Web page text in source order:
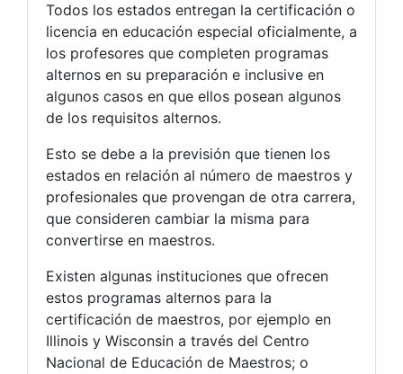
Todos los estados entregan la certificación o
licencia en educación especial oficialmente, a
los profesores que completen programas
alternos en su preparación e inclusive en
algunos casos en que ellos posean algunos
de los requisitos alternos.
Esto se debe a la previsión que tienen los
estados en relación al número de maestros y
profesionales que provengan de otra carrera,
que consideren cambiar la misma para
convertirse en maestros.
Existen algunas instituciones que ofrecen
estos programas alternos para la
certificación de maestros, por ejemplo en
Illinois y Wisconsin a través del Centro
Nacional de Educación de Maestros; o